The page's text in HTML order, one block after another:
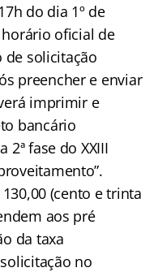
do dia 1º de
oficial de
de solicitação
preencher e enviar
imprimir e
bancário
fase do XXIII
(cento e trinta
aos pré
da taxa
no